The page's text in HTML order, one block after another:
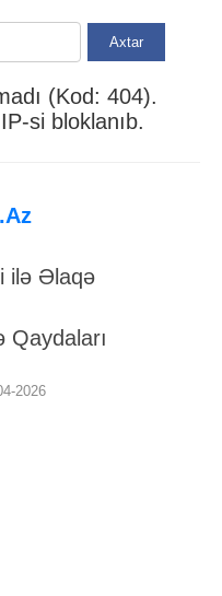
Axtar
(Kod: 404).
si bloklanıb.
ilə Əlaqə
Qaydaları
2026